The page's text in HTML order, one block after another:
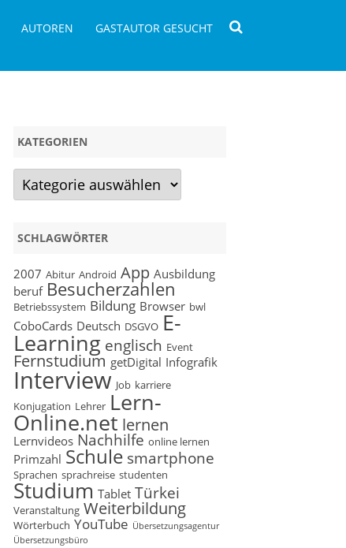
AUTOREN GASTAUTOR GESUCHT
KATEGORIEN
Kategorien
SCHLAGWÖRTER
2007 Abitur Android App Ausbildung
beruf Besucherzahlen
Betriebssystem Bildung Browser bwl
CoboCards Deutsch DSGVO E-
Learning englisch Event
Fernstudium getDigital Infografik
Interview Job karriere
Konjugation Lehrer Lern-
Online.net lernen
Lernvideos Nachhilfe online lernen
Primzahl Schule smartphone
Sprachen sprachreise studenten
Studium Tablet Türkei
Veranstaltung Weiterbildung
Wörterbuch YouTube Übersetzungsagentur
Übersetzungsbüro